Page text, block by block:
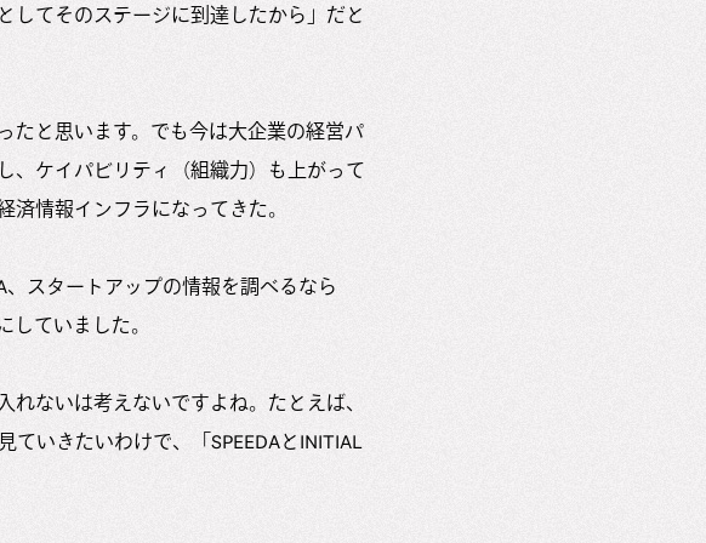
してそのステージに到達したから」だと
たと思います。でも今は大企業の経営パ
、ケイパビリティ（組織力）も上がって
情報インフラになってきた。
スタートアップの情報を調べるなら
していました。
ないは考えないですよね。たとえば、
いきたいわけで、「SPEEDAとINITIAL